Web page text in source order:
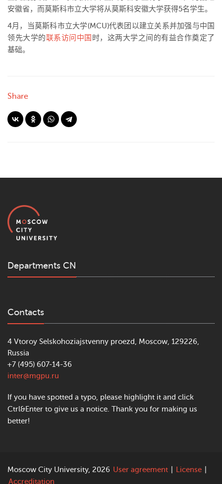
安徽省，而莫斯科市立大学将从莫斯科安徽大学获得5名学生。
4月，当莫斯科市立大学(MCU)代表团以建立关系并加强与中国
领先大学的联系访问中国 时，这两大学之间的有益合作奠定了
基础。
Share
Departments CN
Contacts
4 Vtoroy Selskohoziajstvenny proezd, Moscow, 129226,
Russia
+7 (495) 607-14-36
inter@mgpu.ru
If you have spotted a typo, please highlight it and click
Ctrl&Enter to give us a notice. Thank you for making us
better!
Moscow City University, 2026 User agreement License
Accreditation